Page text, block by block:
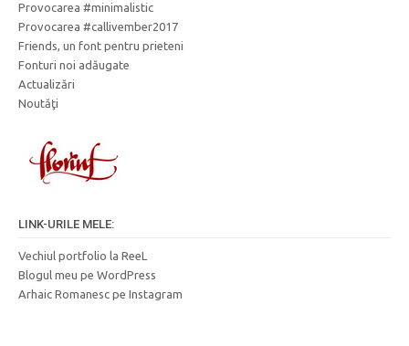
Provocarea #minimalistic
Provocarea #callivember2017
Friends, un font pentru prieteni
Fonturi noi adăugate
Actualizări
Noutăţi
LINK-URILE MELE:
Vechiul portfolio la ReeL
Blogul meu pe WordPress
Arhaic Romanesc pe Instagram